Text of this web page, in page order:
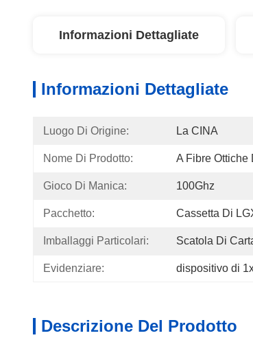
Informazioni Dettagliate
Informazioni Dettagliate
Luogo Di Origine: La CINA
Nome Di Prodotto: A Fibre
Gioco Di Manica: 100Ghz
Pacchetto: Cassetta Di
Imballaggi Particolari: Scatola Di
Evidenziare: dispositivo di
Descrizione Del Prodotto